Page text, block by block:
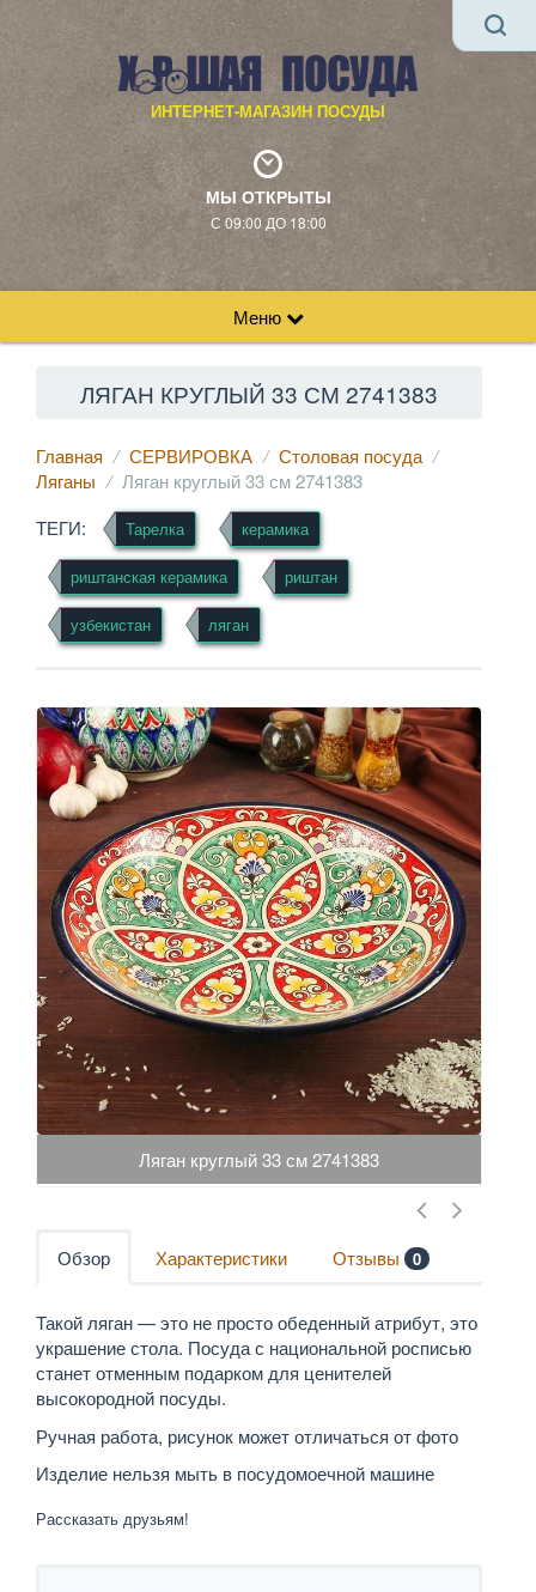
ИНТЕРНЕТ-МАГАЗИН ПОСУДЫ
МЫ ОТКРЫТЫ
С 09:00 ДО 18:00
Меню
ЛЯГАН КРУГЛЫЙ 33 СМ 2741383
Главная СЕРВИРОВКА
Столовая посуда
Ляганы
Ляган круглый 33 см 2741383
ТЕГИ:
Тарелка керамика
риштанская керамика риштан
узбекистан ляган
Ляган круглый 33 см 2741383
Обзор Характеристики Отзывы 0
Такой ляган — это не просто обеденный атрибут, это
украшение стола. Посуда с национальной росписью
станет отменным подарком для ценителей
высокородной посуды.
Ручная работа, рисунок может отличаться от фото
Изделие нельзя мыть в посудомоечной машине
Рассказать друзьям!